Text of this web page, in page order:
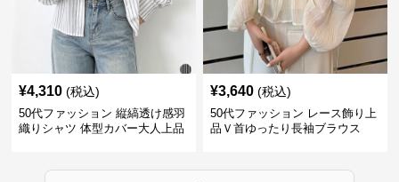
¥4,310 (税込)
50代ファッション 縦縞透け感羽
織りシャツ 体型カバー大人上品
¥3,640 (税込)
50代ファッション レース飾り上
品Ｖ首ゆったり長袖ブラウス